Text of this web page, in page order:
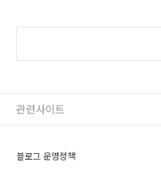
형무소역사관 - 광복 70주년을 맞아
진심으로..
블로그 운영정책
관련사이트